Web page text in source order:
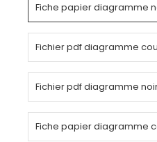
Fiche papier diagramme
Fichier pdf diagramme
Fichier pdf diagramme
Fiche papier diagramme